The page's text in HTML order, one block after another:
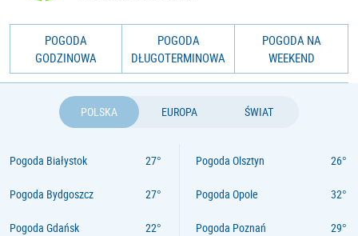
POGODA
GODZINOWA
POGODA
DŁUGOTERMINOWA
POGODA NA
WEEKEND
POLSKA EUROPA ŚWIAT
Pogoda Białystok
Pogoda Bydgoszcz
Pogoda Gdańsk
Pogoda Olsztyn
Pogoda Opole
Pogoda Poznań